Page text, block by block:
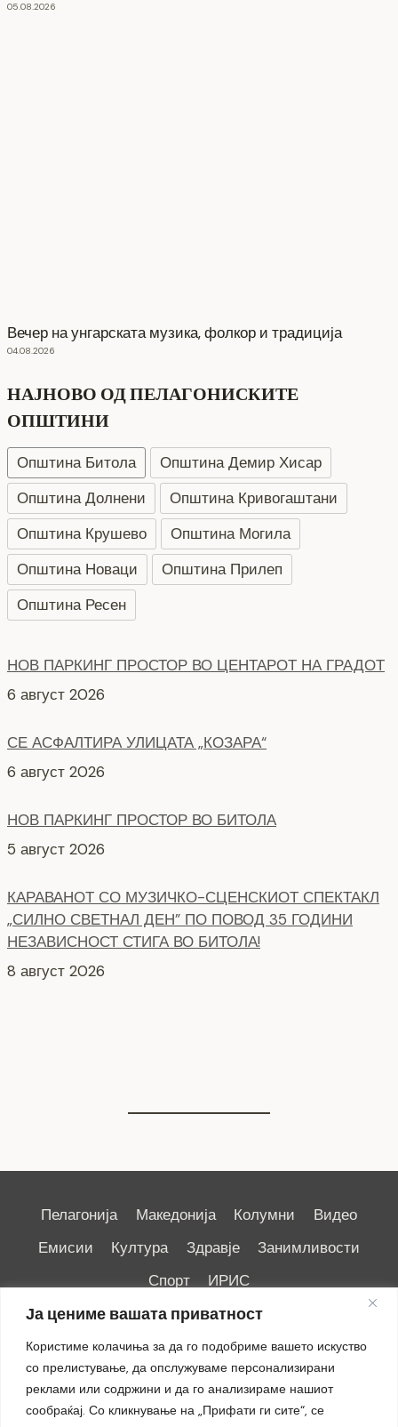
Ја цениме вашата приватност
Користиме колачиња за да го подобриме вашето искуство
со прелистување, да опслужуваме персонализирани
реклами или содржини и да го анализираме нашиот
сообраќај. Со кликнување на „Прифати ги сите“, се
05.08.2026
Вечер на унгарската музика, фолкор и традиција
04.08.2026
НАЈНОВО ОД ПЕЛАГОНИСКИТЕ
ОПШТИНИ
Општина Битола
Општина Демир Хисар
Општина Долнени
Општина Кривогаштани
Општина Крушево
Општина Могила
Општина Новаци
Општина Прилеп
Општина Ресен
6 август 2026
6 август 2026
5 август 2026
„СИЛНО СВЕТНАЛ ДЕН” ПО ПОВОД 35 ГОДИНИ
НЕЗАВИСНОСТ СТИГА ВО БИТОЛА!
8 август 2026
Пелагонија Македонија Колумни
Видео
Емисии
Култура Здравје
Занимливости
Спорт
ИРИС
Импресум|Маркетинг